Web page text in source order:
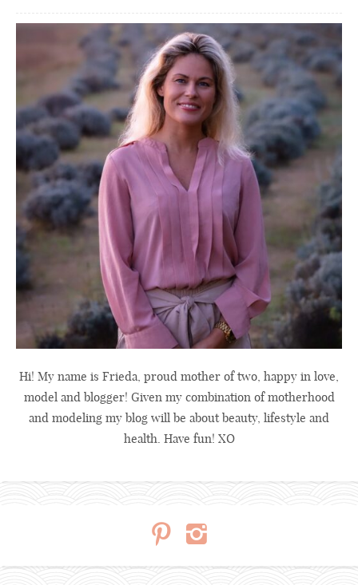
Hi! My name is Frieda, proud mother of two, happy in love,
model and blogger! Given my combination of motherhood
and modeling my blog will be about beauty, lifestyle and
health. Have fun! XO